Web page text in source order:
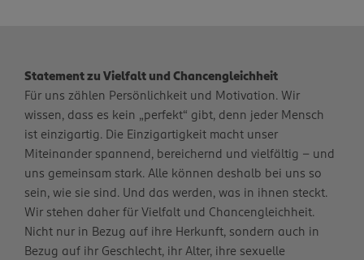
Statement zu Vielfalt und Chancengleichheit
Für uns zählen Persönlichkeit und Motivation. Wir
wissen, dass es kein „perfekt“ gibt, denn jeder Mensch
ist einzigartig. Die Einzigartigkeit macht unser
Miteinander spannend, bereichernd und vielfältig – und
uns gemeinsam stark. Alle können deshalb bei uns so
sein, wie sie sind. Und das werden, was in ihnen steckt.
Wir stehen daher für Vielfalt und Chancengleichheit.
Nicht nur in Bezug auf ihre Herkunft, sondern auch in
Bezug auf ihr Geschlecht, ihr Alter, ihre sexuelle